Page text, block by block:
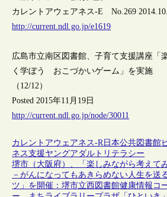
カレントアウェアネス-E No.269
http://current.ndl.go.jp/e1619
広島市立南区図書館、子育て支援講座「
く学ぼう おこづかいゲーム」を実施
（12/12）
Posted 2015年11月19日
http://current.ndl.go.jp/node/30011
カレントアウェアネス-R日本公共図書館
ネス支援ヤングアダルト リテラシー
堺市（大阪府）、「楽しみながら考えて
－がんになってもあきらめない人生を送
ツ」を開催：堺市立西図書館健康情報コ